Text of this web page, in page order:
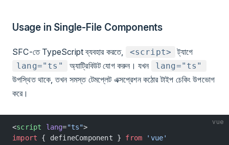
Usage in Single-File Components
SFC-তে TypeScript ব্যবহার করতে, <script> ট্যাগে
lang="ts" অ্যাট্রিবিউট যোগ করুন। যখন lang="ts"
উপস্থিত থাকে, তখন সমস্ত টেমপ্লেট এক্সপ্রেশন কঠোর টাইপ চেকিং উপভোগ
করে।
vue
<script lang="ts">
import { defineComponent } from 'vue'